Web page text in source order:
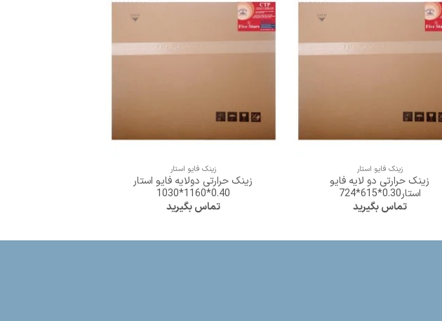
+
زینک فایو استار
زینک حرارتی دو لایه فایو
استار0.30*615*724
تماس بگیرید
+
زینک فایو استار
زینک حرارتی دولایه فایو استار
0.40*1160*1030
تماس بگیرید